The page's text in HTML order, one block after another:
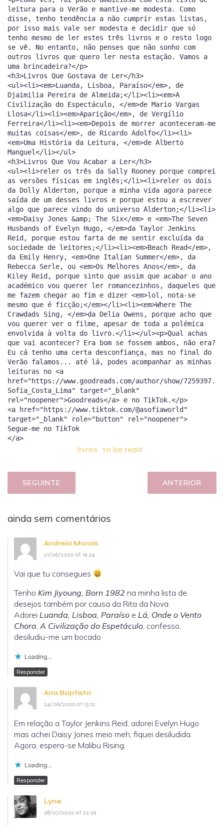
leitura para o Verão e mantive-me modesta. Como
disse, tenho tendência a não cumprir estas listas,
por isso mais vale ser modesta e decidir que só
tenho mesmo de ler estes três livros e o resto logo
se vê. No entanto, não penses que não sonho com
outros livros que quero ler nesta estação. Vamos a
uma brincadeira?</p>
<h3>Livros Que Gostava de Ler</h3>
<ul><li><em>Luanda, Lisboa, Paraíso</em>, de
Djaimilia Pereira de Almeida;</li><li><em>A
Civilização do Espectáculo, </em>de Mario Vargas
Llosa</li><li><em>Aparição</em>, de Vergílio
Ferreira</li><li><em>Depois de morrer aconteceram-me
muitas coisas</em>, de Ricardo Adolfo</li><li>
<em>Uma História da Leitura, </em>de Alberto
Manguel</li></ul>
<h3>Livros Que Vou Acabar a Ler</h3>
<ul><li>reler os três da Sally Rooney porque comprei
as versões físicas em inglês;</li><li>reler os dois
da Dolly Alderton, porque a minha vida agora parece
saída de um desses livros e porque estou a escrever
algo que parece vindo do universo Alderton;</li><li>
<em>Daisy Jones &amp; The Six</em> e <em>The Seven
Husbands of Evelyn Hugo, </em>da Taylor Jenkins
Reid, porque estou farta de me sentir excluída da
sociedade de leitores;</li><li><em>Beach Read</em>,
da Emily Henry, <em>One Italian Summer</em>, da
Rebecca Serle, ou <em>Os Melhores Anos</em>, da
Kiley Reid, porque sinto que assim que acabar o ano
académico vou querer ler romancezinhos, daqueles que
me fazem chegar ao fim e dizer <em>lol, nota-se
mesmo que é ficção;</em></li><li><em>Where The
Crawdads Sing, </em>da Delia Owens, porque acho que
vou querer ver o filme, apesar de toda a polémica
envolvida à volta do livro.</li></ul><p>Qual achas
que vai acontecer? Era bom se fossem ambos, não era?
Eu cá tenho uma certa desconfiança, mas no final do
Verão falamos... até lá, podes acompanhar as minhas
leituras no <a
href="https://www.goodreads.com/author/show/7259397.
Sofia_Costa_Lima" target="_blank"
rel="noopener">Goodreads</a> e no TikTok.</p>
<a href="https://www.tiktok.com/@asofiaworld"
target="_blank" role="button" rel="noopener">
Segue-me no TikTok
livros to be read
SEGUINTE ANTERIOR
ainda sem comentários
Andreia Morais
21/06/2022 at 19:24
Vai que tu consegues
Tenho Kim Jiyoung, Born 1982 na minha lista de
desejos também por causa da Rita da Nova.
Adorei Luanda, Lisboa, Paraíso e Lá, Onde o Vento
Chora. A Civilização do Espetáculo, confesso,
desiludiu-me um bocado
Loading...
Responder
Ana Baptista
24/06/2022 at 13:12
Em relação a Taylor Jenkins Reid, adorei Evelyn Hugo
mas achei Daisy Jones meio meh, fiquei desiludida.
Agora, espera-se Malibu Rising.
Loading...
Responder
Lyne
28/07/2022 at 22:29